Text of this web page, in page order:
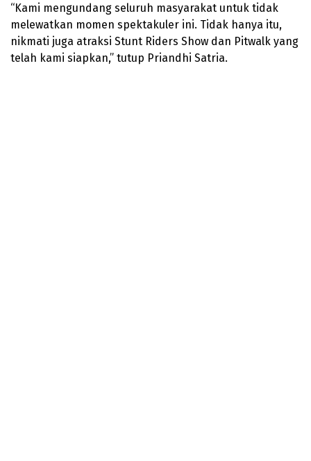
“Kami mengundang seluruh masyarakat untuk tidak
melewatkan momen spektakuler ini. Tidak hanya itu,
nikmati juga atraksi Stunt Riders Show dan Pitwalk yang
telah kami siapkan,” tutup Priandhi Satria.